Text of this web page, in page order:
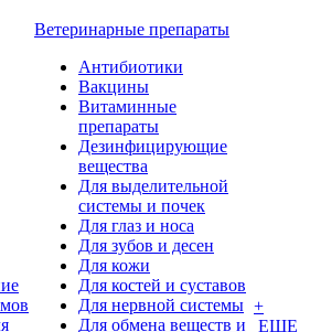
Ветеринарные препараты
Антибиотики
Вакцины
Витаминные
препараты
Дезинфицирующие
вещества
Для выделительной
системы и почек
Для глаз и носа
Для зубов и десен
Для кожи
Для костей и суставов
Для нервной системы
Для обмена веществ и
+
ЕЩЕ